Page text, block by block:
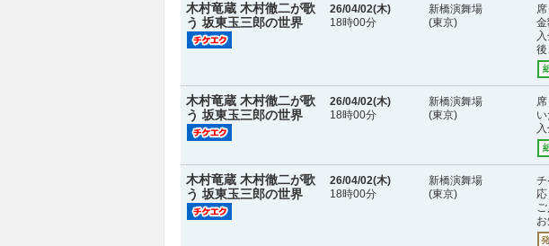
木村竜蔵 木村徹二が歌
う 坂東玉三郎の世界
26/04/02(木)
18時00分
新橋演舞場
(東京)
金
木村竜蔵 木村徹二が歌
う 坂東玉三郎の世界
26/04/02(木)
18時00分
新橋演舞場
(東京)
木村竜蔵 木村徹二が歌
う 坂東玉三郎の世界
26/04/02(木)
18時00分
新橋演舞場
(東京)